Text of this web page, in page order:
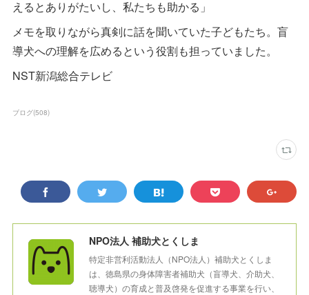
えるとありがたいし、私たちも助かる」
メモを取りながら真剣に話を聞いていた子どもたち。盲
導犬への理解を広めるという役割も担っていました。
NST新潟総合テレビ
ブログ(508)
NPO法人 補助犬とくしま
特定非営利活動法人（NPO法人）補助犬とくしま
は、徳島県の身体障害者補助犬（盲導犬、介助犬、
聴導犬）の育成と普及啓発を促進する事業を行い、